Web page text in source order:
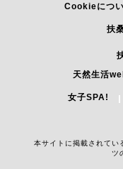
ESSEonlineに
お問い合わせ
利用規約
Cookieにつ
扶